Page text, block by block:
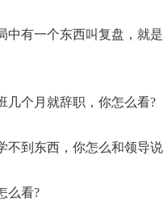
中有一个东西叫复盘，就
几个月就辞职，你怎么看?
不到东西，你怎么和领导说
么看?